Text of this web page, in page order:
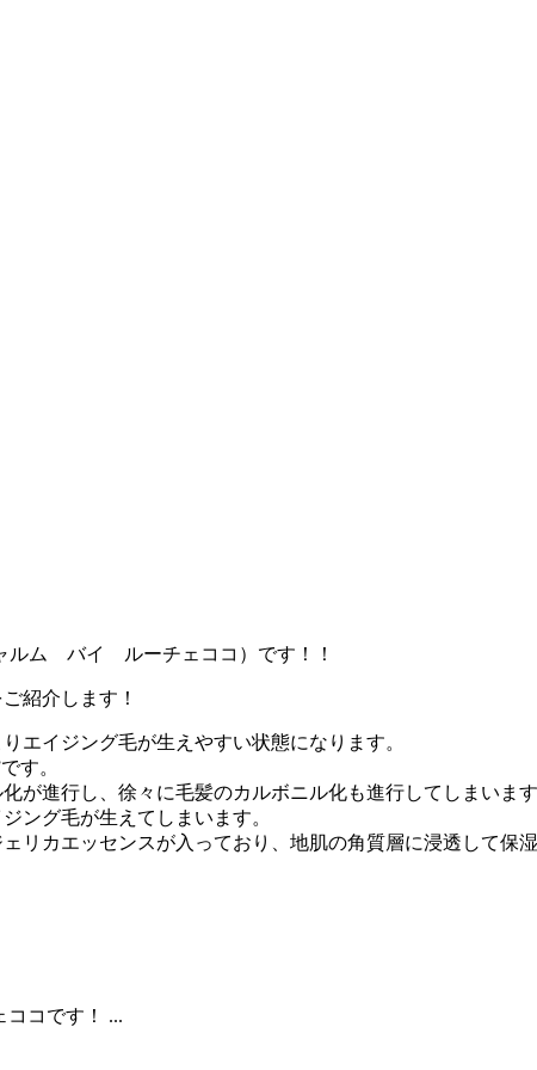
ルム バイ ルーチェココ）です！！
紹介します！
エイジング毛が生えやすい状態になります。
す。
が進行し、徐々に毛髪のカルボニル化も進行してしまいます
ング毛が生えてしまいます。
リカエッセンスが入っており、地肌の角質層に浸透して保
ココです！ ...